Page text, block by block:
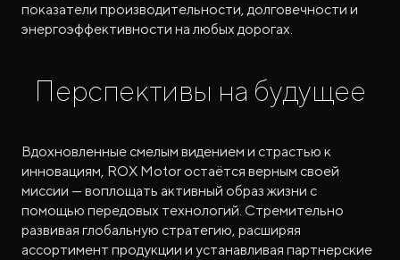
показатели производительности, долговечности и
энергоэффективности на любых дорогах.
Перспективы на будущее
Вдохновленные смелым видением и страстью к
инновациям, ROX Motor остаётся верным своей
миссии — воплощать активный образ жизни с
помощью передовых технологий. Стремительно
развивая глобальную стратегию, расширяя
ассортимент продукции и устанавливая партнерские